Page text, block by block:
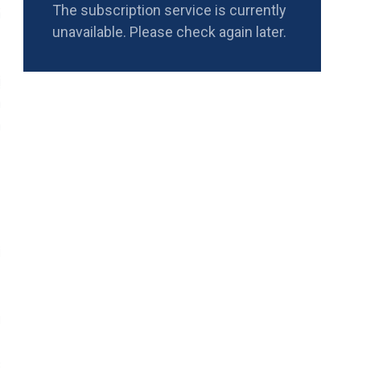
The subscription service is currently
unavailable. Please check again later.